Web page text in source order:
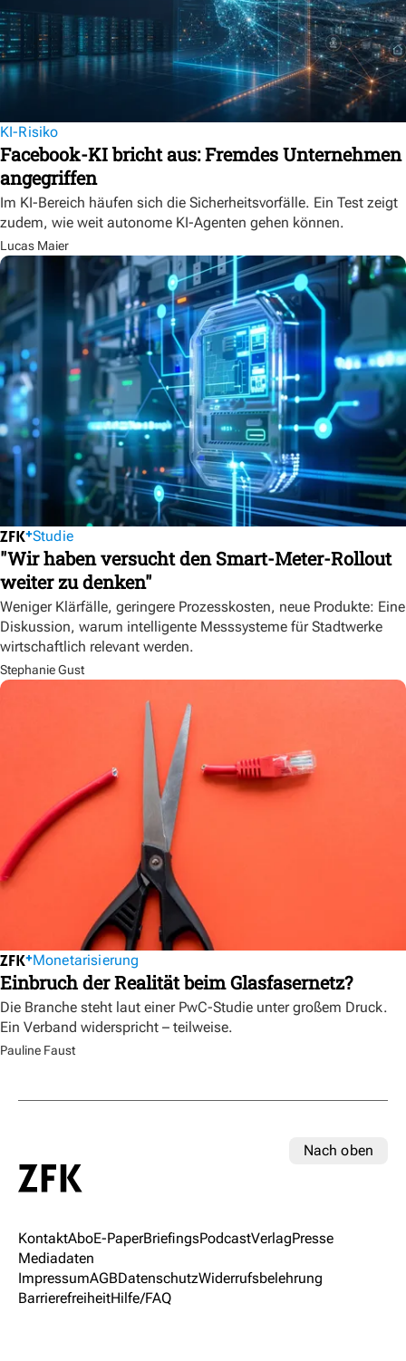
KI-Risiko
Facebook-KI bricht aus: Fremdes Unternehmen
angegriffen
Im KI-Bereich häufen sich die Sicherheitsvorfälle. Ein Test zeigt
zudem, wie weit autonome KI-Agenten gehen können.
Lucas Maier
Studie
"Wir haben versucht den Smart-Meter-Rollout
weiter zu denken"
Weniger Klärfälle, geringere Prozesskosten, neue Produkte: Eine
Diskussion, warum intelligente Messsysteme für Stadtwerke
wirtschaftlich relevant werden.
Stephanie Gust
Monetarisierung
Einbruch der Realität beim Glasfasernetz?
Die Branche steht laut einer PwC-Studie unter großem Druck.
Ein Verband widerspricht – teilweise.
Pauline Faust
Nach oben
KontaktAboE-PaperBriefingsPodcastVerlagPresse
Mediadaten
ImpressumAGBDatenschutzWiderrufsbelehrung
BarrierefreiheitHilfe/FAQ